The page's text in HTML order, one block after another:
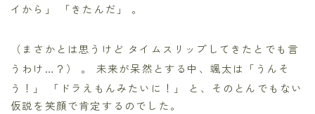
イから」 「きたんだ」 。
（まさかとは思うけど タイムスリップしてきたとでも言
うわけ…？） 。 未来が呆然とする中、颯太は「うんそ
う！」
「ドラえもんみたいに！」
と、そのとんでもない
仮説を笑顔で肯定するのでした。